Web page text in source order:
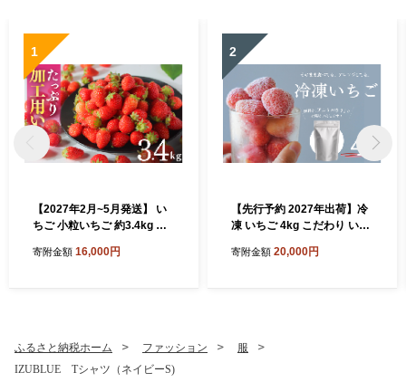
1
【2027年2月~5月発送】 い
ちご 小粒いちご 約3.4kg 恋
ちご 大容量 加工用 イチゴ st
ゼント 贈物 贈答 ケーキ ふる
さと納税 ふるさと納税苺 い
ちご 静岡県 南伊豆町 みなみ
寄附金額 16,000円
2
【先行予約 2027年出荷】冷
凍 いちご 4kg こだわり いち
rawberry 苺 新鮮 朝摘み 朝
税苺 いちご 静岡県 南伊豆町
寄附金額 20,000円
ふるさと納税ホーム ファッション
服
IZUBLUE Tシャツ（ネイビーS)